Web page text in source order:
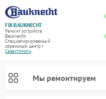
FIX-BAUKNECHT
Ремонт устройств
Bauknecht
Специализированный
cервисный центр г.
Севастополь
Мы ремонтируем